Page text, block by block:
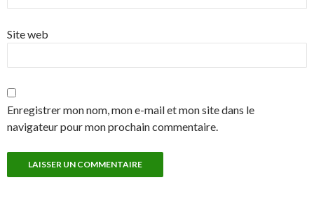
Site web
Enregistrer mon nom, mon e-mail et mon site dans le
navigateur pour mon prochain commentaire.